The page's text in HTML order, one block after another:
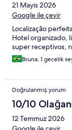
21 Mayıs 2026
Google ile çevir
Localização
Hotel organizado,
super receptivos,
Bruna, 1 gecelik
Doğrulanmış yorum
10/10
12 Temmuz 2026